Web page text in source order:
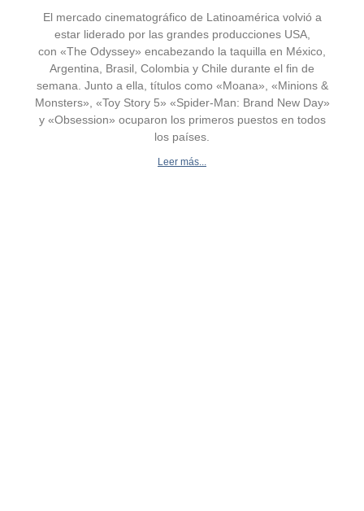
El mercado cinematográfico de Latinoamérica volvió a
estar liderado por las grandes producciones USA,
con «The Odyssey» encabezando la taquilla en México,
Argentina, Brasil, Colombia y Chile durante el fin de
semana. Junto a ella, títulos como «Moana», «Minions &
Monsters», «Toy Story 5» «Spider-Man: Brand New Day»
y «Obsession» ocuparon los primeros puestos en todos
los países.
Leer más...